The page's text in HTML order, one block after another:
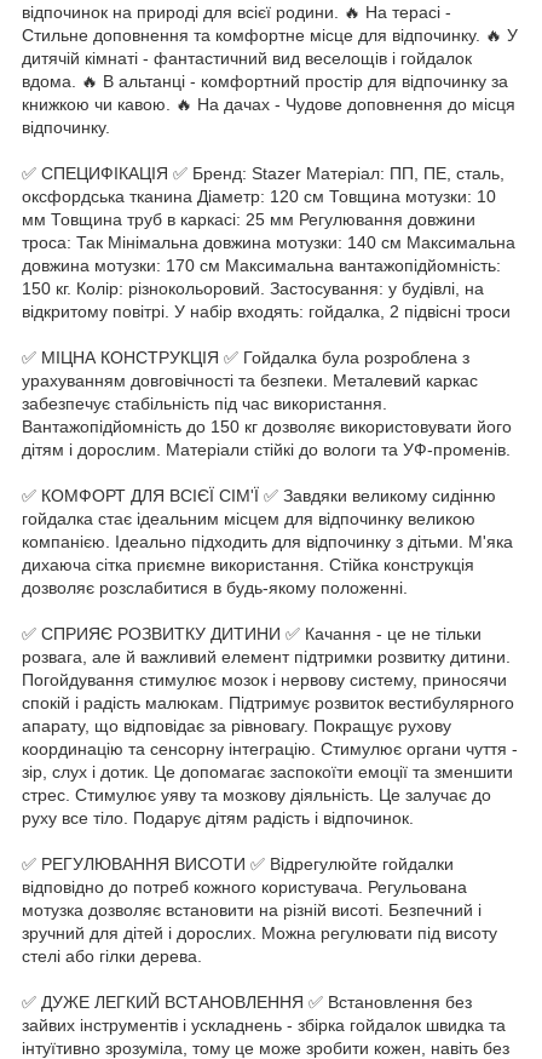
відпочинок на природі для всієї родини. 🔥 На терасі -
Стильне доповнення та комфортне місце для відпочинку. 🔥 У
дитячій кімнаті - фантастичний вид веселощів і гойдалок
вдома. 🔥 В альтанці - комфортний простір для відпочинку за
книжкою чи кавою. 🔥 На дачах - Чудове доповнення до місця
відпочинку.
✅ СПЕЦИФІКАЦІЯ ✅ Бренд: Stazer Матеріал: ПП, ПЕ, сталь,
оксфордська тканина Діаметр: 120 см Товщина мотузки: 10
мм Товщина труб в каркасі: 25 мм Регулювання довжини
троса: Так Мінімальна довжина мотузки: 140 см Максимальна
довжина мотузки: 170 см Максимальна вантажопідйомність:
150 кг. Колір: різнокольоровий. Застосування: у будівлі, на
відкритому повітрі. У набір входять: гойдалка, 2 підвісні троси
✅ МІЦНА КОНСТРУКЦІЯ ✅ Гойдалка була розроблена з
урахуванням довговічності та безпеки. Металевий каркас
забезпечує стабільність під час використання.
Вантажопідйомність до 150 кг дозволяє використовувати його
дітям і дорослим. Матеріали стійкі до вологи та УФ-променів.
✅ КОМФОРТ ДЛЯ ВСІЄЇ СІМ'Ї ✅ Завдяки великому сидінню
гойдалка стає ідеальним місцем для відпочинку великою
компанією. Ідеально підходить для відпочинку з дітьми. М'яка
дихаюча сітка приємне використання. Стійка конструкція
дозволяє розслабитися в будь-якому положенні.
✅ СПРИЯЄ РОЗВИТКУ ДИТИНИ ✅ Качання - це не тільки
розвага, але й важливий елемент підтримки розвитку дитини.
Погойдування стимулює мозок і нервову систему, приносячи
спокій і радість малюкам. Підтримує розвиток вестибулярного
апарату, що відповідає за рівновагу. Покращує рухову
координацію та сенсорну інтеграцію. Стимулює органи чуття -
зір, слух і дотик. Це допомагає заспокоїти емоції та зменшити
стрес. Стимулює уяву та мозкову діяльність. Це залучає до
руху все тіло. Подарує дітям радість і відпочинок.
✅ РЕГУЛЮВАННЯ ВИСОТИ ✅ Відрегулюйте гойдалки
відповідно до потреб кожного користувача. Регульована
мотузка дозволяє встановити на різній висоті. Безпечний і
зручний для дітей і дорослих. Можна регулювати під висоту
стелі або гілки дерева.
✅ ДУЖЕ ЛЕГКИЙ ВСТАНОВЛЕННЯ ✅ Встановлення без
зайвих інструментів і ускладнень - збірка гойдалок швидка та
інтуїтивно зрозуміла, тому це може зробити кожен, навіть без